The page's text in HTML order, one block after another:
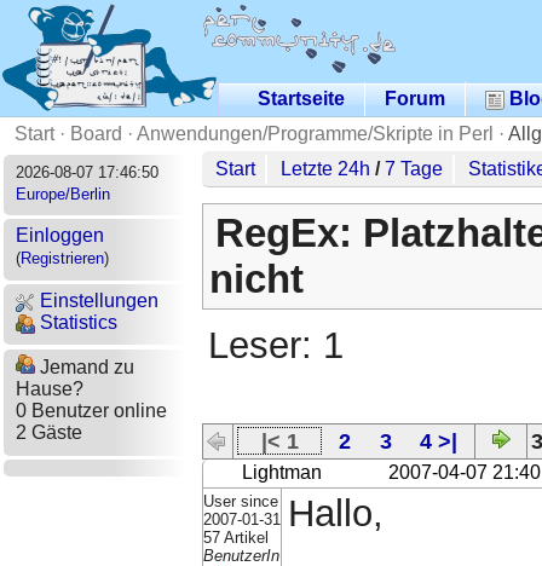
Startseite Forum
Start· Board · Anwendungen/Programme/Skripte in Perl ·
2026-08-07 17:46:50
Europe/Berlin
Einloggen
(Registrieren)
Einstellungen
Statistics
Jemand zu
Hause?
0 Benutzer online
2 Gäste
Start Letzte 24h /7 Tage
RegEx:
nicht
Leser: 1
|< 1 2 3 4 >|
Lightman 2007-04-07 21:40
User since
2007-01-31
57 Artikel
BenutzerIn
Hallo,